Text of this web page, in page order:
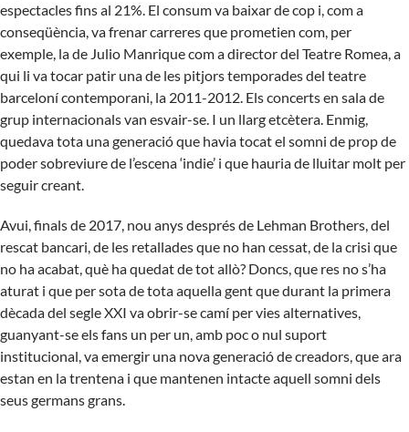
espectacles fins al 21%. El consum va baixar de cop i, com a
conseqüència, va frenar carreres que prometien com, per
exemple, la de Julio Manrique com a director del Teatre Romea, a
qui li va tocar patir una de les pitjors temporades del teatre
barceloní contemporani, la 2011-2012. Els concerts en sala de
grup internacionals van esvair-se. I un llarg etcètera. Enmig,
quedava tota una generació que havia tocat el somni de prop de
poder sobreviure de l’escena ‘indie’ i que hauria de lluitar molt per
seguir creant.
Avui, finals de 2017, nou anys després de Lehman Brothers, del
rescat bancari, de les retallades que no han cessat, de la crisi que
no ha acabat, què ha quedat de tot allò? Doncs, que res no s’ha
aturat i que per sota de tota aquella gent que durant la primera
dècada del segle XXI va obrir-se camí per vies alternatives,
guanyant-se els fans un per un, amb poc o nul suport
institucional, va emergir una nova generació de creadors, que ara
estan en la trentena i que mantenen intacte aquell somni dels
seus germans grans.